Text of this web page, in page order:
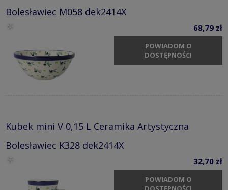
Bolesławiec M058 dek2414X
68,79 zł
POWIADOM O
DOSTĘPNOŚCI
Kubek mini V 0,15 L Ceramika Artystyczna
Bolesławiec K328 dek2414X
32,70 zł
POWIADOM O